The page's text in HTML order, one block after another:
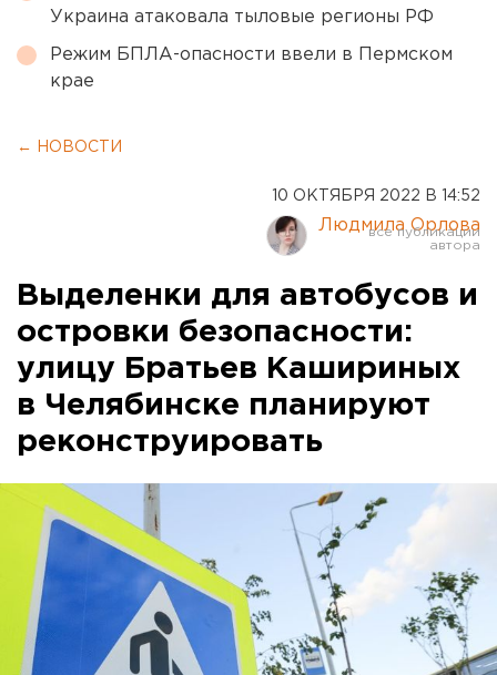
Украина атаковала тыловые регионы РФ
Режим БПЛА-опасности ввели в Пермском
крае
← НОВОСТИ
10 ОКТЯБРЯ 2022 В 14:52
Людмила Орлова
Выделенки для автобусов и
островки безопасности:
улицу Братьев Кашириных
в Челябинске планируют
реконструировать